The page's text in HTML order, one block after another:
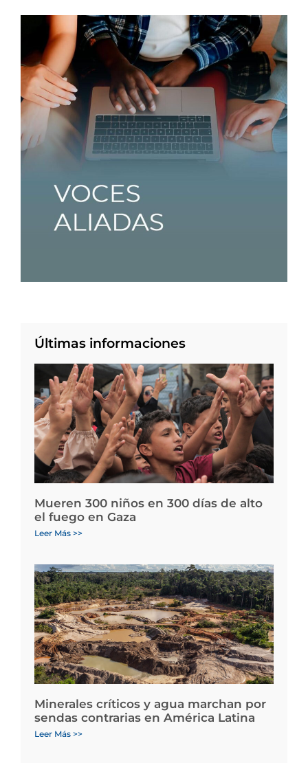
Últimas informaciones
Mueren 300 niños en 300 días de alto
el fuego en Gaza
Leer Más >>
Minerales críticos y agua marchan por
sendas contrarias en América Latina
Leer Más >>